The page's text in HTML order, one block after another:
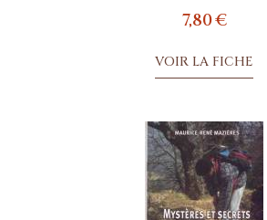
7,80 €
VOIR LA FICHE